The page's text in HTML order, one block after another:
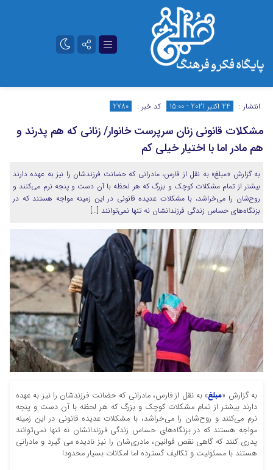
تلگرام آپارات
انتشار : 24 اکتبر 2021 - 15:00 کد خبر : 2780
مشکلات قانونی زنان سرپرست خانوار/ زنانی که هم پدرند و
هم مادر اما با اختیار خیلی کم
به گزارش «مبلغ» به نقل از فارس، مادرانی که حضانت فرزندشان را نیز به عهده دارند
بیشتر از تمام مشکلات کوچک و بزرگ که هر لحظه با آن دست و پنجه نرم می‌کنند و
روح‌شان را می‌خراشد، با مشکلات عدیده قانونی در این زمینه مواجه هستند که در
بزنگاه‌های حساس زندگی فرزندانشان نه تنها نمی‌توانند […]
به گزارش «مبلغ» به نقل از فارس، مادرانی که حضانت فرزندشان را نیز به عهده
دارند بیشتر از تمام مشکلات کوچک و بزرگ که هر لحظه با آن دست و پنجه
نرم می‌کنند و روح‌شان را می‌خراشد، با مشکلات عدیده قانونی در این زمینه
مواجه هستند که در بزنگاه‌های حساس زندگی فرزندانشان نه تنها نمی‌توانند
پدری کنند که گاهی نقص قوانین، مادری‌شان را نیز نادیده می گیرد و مادرانی
هستند با مسئولیت و تکالیف گسترده اما امکانات بسیار محدود!